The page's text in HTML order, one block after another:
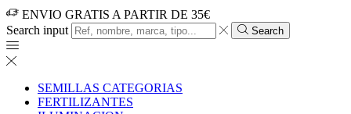
ENVIO GRATIS A PARTIR DE 35€
Search input
Search
SEMILLAS CATEGORIAS
FERTILIZANTES